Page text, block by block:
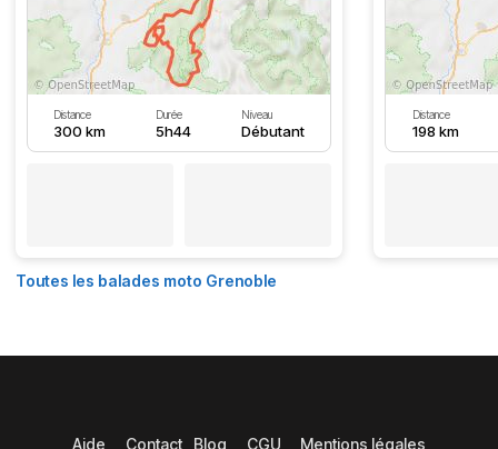
Distance
300 km
Durée
5h44
Niveau
Débutant
Distance
198 km
Toutes les balades moto Grenoble
Aide Contact Blog CGU Mentions légales